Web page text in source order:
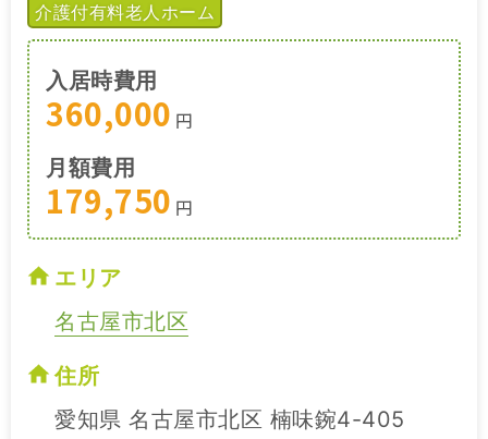
介護付有料老人ホーム
入居時費用
360,000 円
月額費用
179,750 円
エリア
名古屋市北区
住所
愛知県 名古屋市北区 楠味鋺4-405